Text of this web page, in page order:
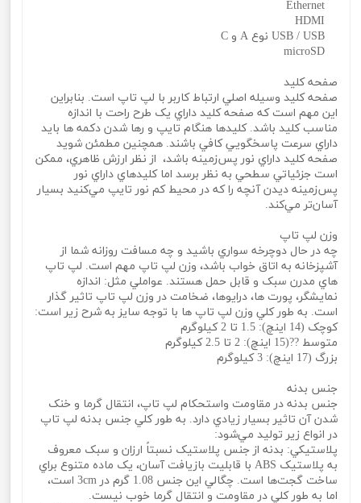
صفحه کليد
صفحه کليد وسيله اصلي ارتباط کاربر با لپ تاپ است. بنابراين
اين مهم است که صفحه کليد داراي يک طرح راحت با اندازه
مناسب کليد باشد. کليدها هنگام تايپ و رها شدن دکمه‌ ها بايد
داراي سرعت پاسخگويي کافي باشند. همچنين مطمئن شويد
صفحه کليد داراي نور پس‌زمينه باشد، از نظر ارزش ظاهري، ممکن
است جزئياتي سطحي به نظر برسد اما کليدهاي داراي نور
پس‌زمينه ديدن آنچه را که در محيط کم نور تايپ مي‌کنيد بسيار
آسان‌تر مي‌کند.
وزن لپ تاپ
چه در حال دوچرخه سواري باشيد و چه مسافت روزانه شما از
آشپزخانه به اتاق خواب باشد، وزن لپ تاپ مهم است. لپ تاپ
هاي مدرن سبک و قابل حمل هستند. عواملي مثل: اندازه
نمايشگر، پورت‌ ها، درايوها، ضخامت در وزن لپ تاپ تاثير گذار
است. به طور کلي وزن لپ تاپ‌ ها با توجه سايز به شرح زير است:
کوچک (14 اينچ): 1.5 تا 2 کيلوگرم
متوسط ??(15 اينچ): 2 تا 2.5 کيلوگرم
بزرگ (17 اينچ): 3 کيلوگرم
جنس بدنه
جنس بدنه در مقاومت واستحکام لپ تاپ، انتقال گرما و خنک
شدن آن تاثير بسيار زيادي دارد. به طور کلي جنس بدنه لپ تاپ
در انواع زير توليد مي‌شود:
پلاستيکي: بدنه از جنس پلاستيک نسبتاً ارزان و سبک معروف
به پلاستيک ABS با قابليت بازيافت آسان، يک ماده متنوع براي
ساخت گجت‌ها است. چگالي اين جنس 1.08 گرم در 3cm است،
اما به طور کلي در مقاومت و انتقال گرما خوب نيست.